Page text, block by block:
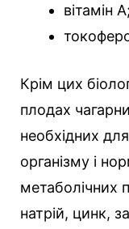
вітамін А;
Крім цих
плодах
необхідних
організму і
метаболічних
натрій, цинк,